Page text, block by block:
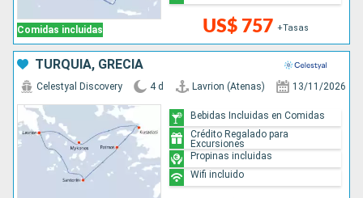
Comidas incluidas US$ 757 +Tasas
TURQUÍA, GRECIA
Celestyal Discovery 4 d Lavrion (Atenas) 13/11/2026
Bebidas Incluidas en Comidas
Crédito Regalado para
Excursiones
Propinas incluidas
Wifi incluido